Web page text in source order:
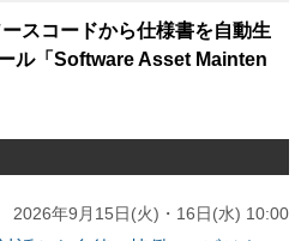
スコードから仕様書を自動生
ル「Software Asset Mainten
2026年9月15日(火)・16日(水) 10:00